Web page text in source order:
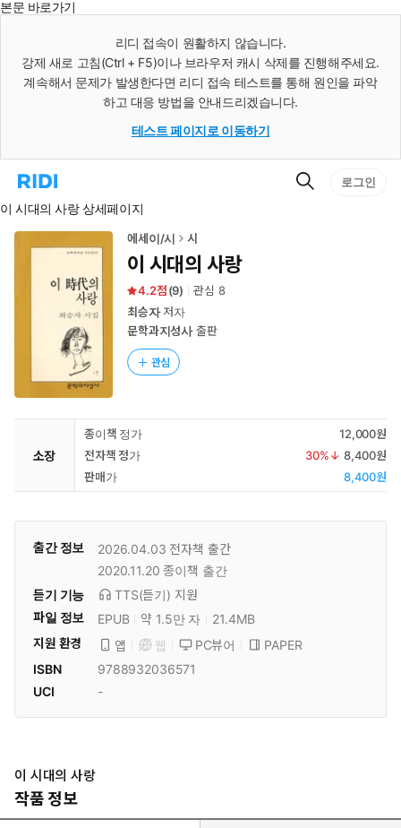
본문 바로가기
리디 접속이 원활하지 않습니다.
강제 새로 고침(Ctrl + F5)이나 브라우저 캐시 삭제를 진행해주세요.
계속해서 문제가 발생한다면 리디 접속 테스트를 통해 원인을 파악
하고 대응 방법을 안내드리겠습니다.
테스트 페이지로 이동하기
리
홈
로
검
로그인
이 시대의 사랑 상세페이지
에세이/시 시
이 시대의 사랑
4.2 (9) 관심 8
최승자저자
문학과지성사출판
관심
소장
종이책 정가
12,000원
전자책 정가
30%↓ 8,400원
판매가
8,400원
출간 정보 2026.04.03 전자책 출간
2020.11.20 종이책 출간
듣기 기능
TTS(듣기) 지원
파일 정보
EPUB 약 1.5만 자
21.4MB
지원 환경
앱 웹 PC뷰어
PAPER
ISBN
9788932036571
UCI
-
이 시대의 사랑
작품 정보